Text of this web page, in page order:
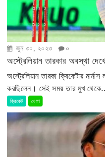
জুন ৩০, ২০২৩ ০
অস্ট্রেলিয়ান তারকার অবস্থা
অস্ট্রেলিয়ান তারকা ক্রিকেটার
করছিলেন। সেই সময় তার মুখ
ক্রিকেট খেলা